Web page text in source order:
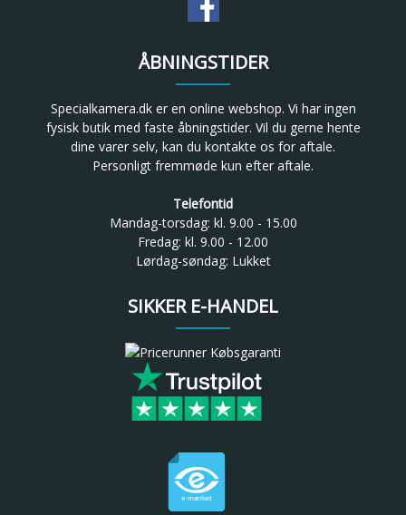
ÅBNINGSTIDER
Specialkamera.dk er en online webshop. Vi har ingen
fysisk butik med faste åbningstider. Vil du gerne hente
dine varer selv, kan du kontakte os for aftale.
Personligt fremmøde kun efter aftale.
Telefontid
Mandag-torsdag: kl. 9.00 - 15.00
Fredag: kl. 9.00 - 12.00
Lørdag-søndag: Lukket
SIKKER E-HANDEL